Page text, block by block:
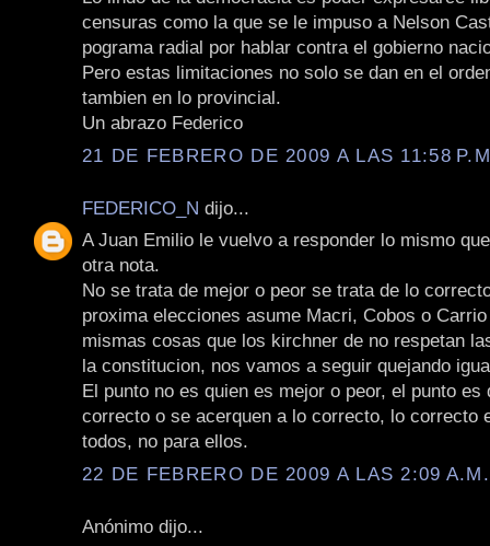
censuras como la que se le impuso a Nelson
pograma radial por hablar contra el gobierno
Pero estas limitaciones no solo se dan en el
tambien en lo provincial.
Un abrazo Federico
21 DE FEBRERO DE 2009 A LAS 11:58
FEDERICO_N dijo...
A Juan Emilio le vuelvo a responder lo mismo
otra nota.
No se trata de mejor o peor se trata de lo
proxima elecciones asume Macri, Cobos o
mismas cosas que los kirchner de no respetan
la constitucion, nos vamos a seguir quejando
El punto no es quien es mejor o peor, el punto es
correcto o se acerquen a lo correcto, lo correcto
todos, no para ellos.
22 DE FEBRERO DE 2009 A LAS 2:09 A.M.
Anónimo dijo...